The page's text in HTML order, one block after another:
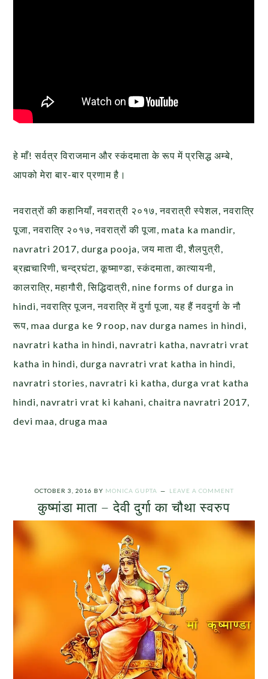
हे माँ! सर्वत्र विराजमान और स्कंदमाता के रूप में प्रसिद्ध अम्बे,
आपको मेरा बार-बार प्रणाम है।
नवरात्रों की कहानियाँ, नवरात्री २०१७, नवरात्री स्पेशल, नवरात्रि
पूजा, नवरात्रि २०१७, नवरात्रों की पूजा, mata ka mandir,
navratri 2017, durga pooja, जय माता दी, शैलपुत्री,
ब्रह्मचारिणी, चन्द्रघंटा, कूष्माण्डा, स्कंदमाता, कात्यायनी,
कालरात्रि, महागौरी, सिद्धिदात्री, nine forms of durga in
hindi, नवरात्रि पूजन, नवरात्रि में दुर्गा पूजा, यह हैं नवदुर्गा के नौ
रूप, maa durga ke 9 roop, nav durga names in hindi,
navratri katha in hindi, navratri katha, navratri vrat
katha in hindi, durga navratri vrat katha in hindi,
navratri stories, navratri ki katha, durga vrat katha
hindi, navratri vrat ki kahani, chaitra navratri 2017,
devi maa, druga maa
OCTOBER 3, 2016 BY MONICA GUPTA LEAVE A COMMENT
कुष्मांडा माता – देवी दुर्गा का चौथा स्वरुप